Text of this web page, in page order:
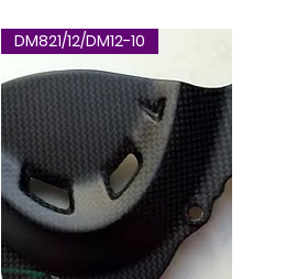
DM821/12/DM12-10